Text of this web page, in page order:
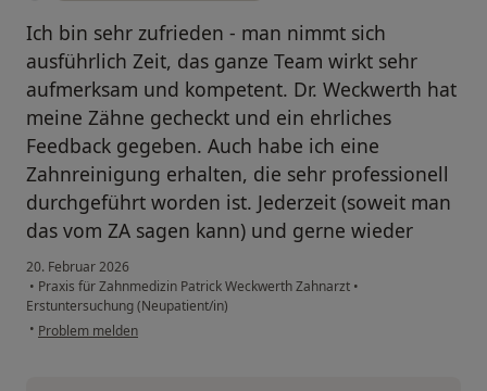
Ich bin sehr zufrieden - man nimmt sich
ausführlich Zeit, das ganze Team wirkt sehr
aufmerksam und kompetent. Dr. Weckwerth hat
meine Zähne gecheckt und ein ehrliches
Feedback gegeben. Auch habe ich eine
Zahnreinigung erhalten, die sehr professionell
durchgeführt worden ist. Jederzeit (soweit man
das vom ZA sagen kann) und gerne wieder
20. Februar 2026
• Praxis für Zahnmedizin Patrick Weckwerth Zahnarzt •
Erstuntersuchung (Neupatient/in)
• Problem melden